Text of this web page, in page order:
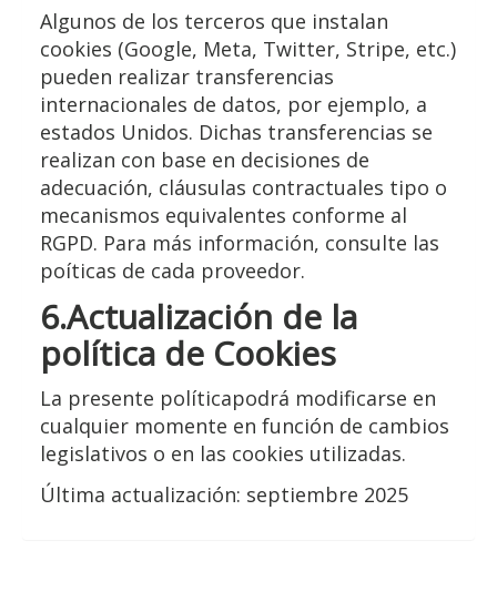
Algunos de los terceros que instalan
cookies (Google, Meta, Twitter, Stripe, etc.)
pueden realizar transferencias
internacionales de datos, por ejemplo, a
estados Unidos. Dichas transferencias se
realizan con base en decisiones de
adecuación, cláusulas contractuales tipo o
mecanismos equivalentes conforme al
RGPD. Para más información, consulte las
poíticas de cada proveedor.
6.Actualización de la
política de Cookies
La presente políticapodrá modificarse en
cualquier momente en función de cambios
legislativos o en las cookies utilizadas.
Última actualización: septiembre 2025